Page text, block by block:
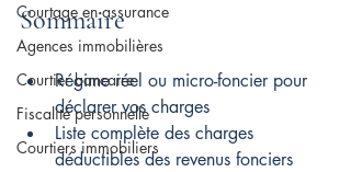
Courtage en assurance
Agences immobilières
Courtier bancaire
Fiscalité personnelle
Courtiers immobiliers
Sommaire
Régime réel ou micro-foncier pour
déclarer vos charges
Liste complète des charges
déductibles des revenus fonciers